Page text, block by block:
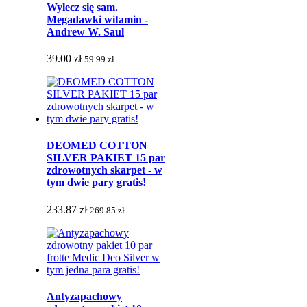
Wylecz się sam.
Megadawki witamin -
Andrew W. Saul
39.00 zł 59.99 zł
DEOMED COTTON
SILVER PAKIET 15 par
zdrowotnych skarpet - w
tym dwie pary gratis!
233.87 zł 269.85 zł
Antyzapachowy